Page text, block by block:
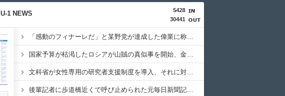
5428
30441
U-1 NEWS
「感動のフィナーレだ」と某野党が達成した偉業に称賛の声が殺到、なんかヒーロー番組の最終回を見ているような気分に……
国家予算が枯渇したロシアが山賊の真似事を開始、金銀貴金属じゃなくて自動車とかってところがリアリティありすぎる……
文科省が女性専用の研究者支援制度を導入、それに対して子育て負担に苦しむ若手男性研究者は……
後輩記者に歩道橋近くで呼び止められた元毎日新聞記者、「元毎日と名乗ってSNSで活動するな」と要求されてしまい……